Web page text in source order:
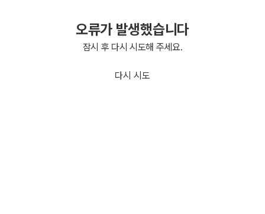
오류가 발생했습니다
잠시 후 다시 시도해 주세요.
다시 시도